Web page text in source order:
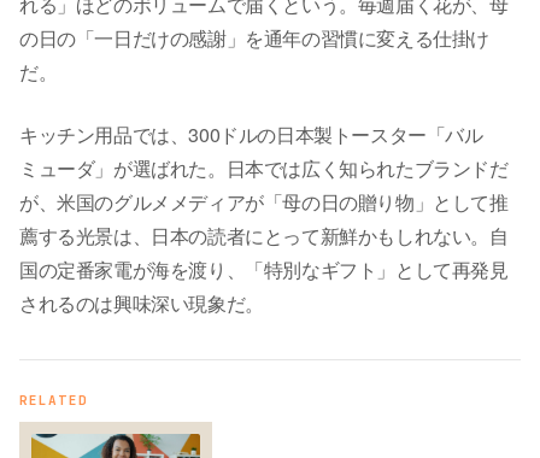
の日の「一日だけの感謝」を通年の習慣に変える仕掛け
だ。
キッチン用品では、300ドルの日本製トースター「バル
ミューダ」が選ばれた。日本では広く知られたブランドだ
が、米国のグルメメディアが「母の日の贈り物」として推
薦する光景は、日本の読者にとって新鮮かもしれない。自
国の定番家電が海を渡り、「特別なギフト」として再発見
されるのは興味深い現象だ。
RELATED